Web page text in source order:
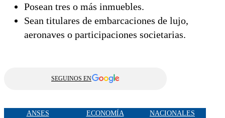
Posean tres o más inmuebles.
Sean titulares de embarcaciones de lujo,
aeronaves o participaciones societarias.
SEGUINOS EN
ANSES ECONOMÍA NACIONALES